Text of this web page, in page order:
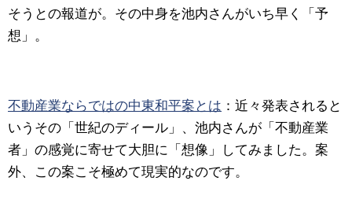
そうとの報道が。その中身を池内さんがいち早く「予
想」。
不動産業ならではの中東和平案とは ：近々発表されると
いうその「世紀のディール」、池内さんが「不動産業
者」の感覚に寄せて大胆に「想像」してみました。案
外、この案こそ極めて現実的なのです。